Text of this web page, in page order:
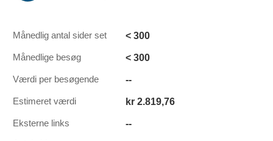
Månedlig antal sider set < 300
Månedlige besøg < 300
Værdi per besøgende --
Estimeret værdi kr 2.819,76
Eksterne links --